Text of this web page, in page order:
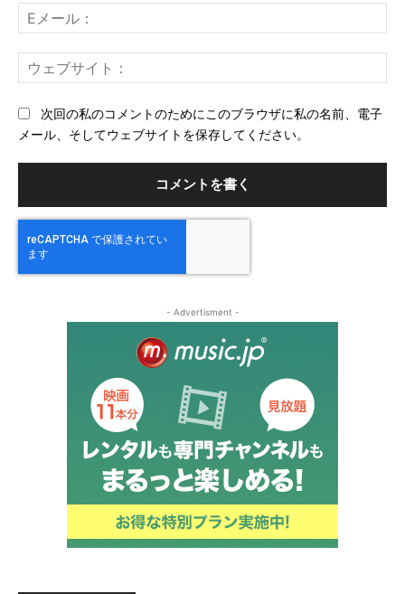
メ
ー
ェ
次回の私のコメントのためにこのブラウザに私の名前、電子
メール、そしてウェブサイトを保存してください。
- Advertisment -